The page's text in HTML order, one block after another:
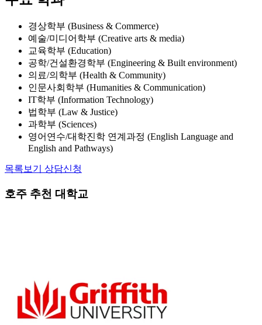
예술/미디어학부 (Creative arts & media)
교육학부 (Education)
공학/건설환경학부 (Engineering & Built environment)
의료/의학부 (Health & Community)
인문사회학부 (Humanities & Communication)
IT학부 (Information Technology)
법학부 (Law & Justice)
과학부 (Sciences)
영어연수/대학진학 연계과정 (English Language and
English and Pathways)
목록보기